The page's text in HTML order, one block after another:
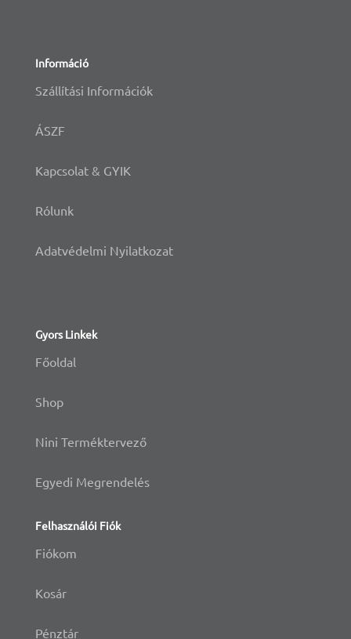
Információ
Szállítási Információk
ÁSZF
Kapcsolat & GYIK
Rólunk
Adatvédelmi Nyilatkozat
Gyors Linkek
Főoldal
Shop
Nini Terméktervező
Egyedi Megrendelés
Felhasználói Fiók
Fiókom
Kosár
Pénztár